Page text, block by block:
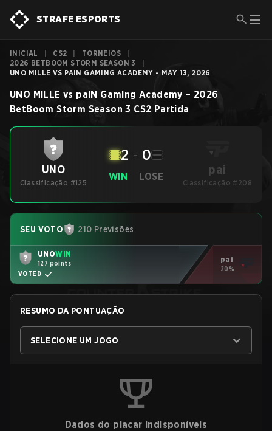
STRAFE ESPORTS
INICIAL CS2 TORNEIOS
2026 BETBOOM STORM SEASON 3
UNO MILLE VS PAIN GAMING ACADEMY - MAY 13, 2026
UNO MILLE vs paiN Gaming Academy – 2026
BetBoom Storm Season 3 CS2 Partida
UNO
Classificação #125
WIN
2 - 0
LOSE pai
Classificação #208
SEU VOTO 210 Previsões
UNOWIN
127 points
VOTED
pai
20%
RESUMO DA PONTUAÇÃO
SELECIONE UM JOGO
Dados do placar indisponíveis